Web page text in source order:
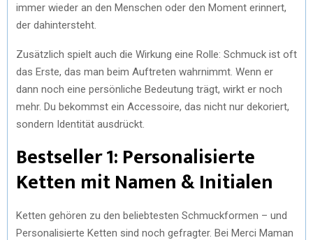
immer wieder an den Menschen oder den Moment erinnert,
der dahintersteht.
Zusätzlich spielt auch die Wirkung eine Rolle: Schmuck ist oft
das Erste, das man beim Auftreten wahrnimmt. Wenn er
dann noch eine persönliche Bedeutung trägt, wirkt er noch
mehr. Du bekommst ein Accessoire, das nicht nur dekoriert,
sondern Identität ausdrückt.
Bestseller 1: Personalisierte
Ketten mit Namen & Initialen
Ketten gehören zu den beliebtesten Schmuckformen – und
Personalisierte Ketten sind noch gefragter. Bei Merci Maman